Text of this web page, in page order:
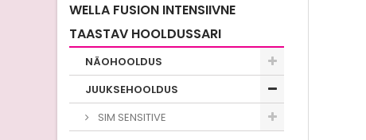
WELLA FUSION INTENSIIVNE
TAASTAV HOOLDUSSARI
NÄOHOOLDUS
JUUKSEHOOLDUS
SIM SENSITIVE